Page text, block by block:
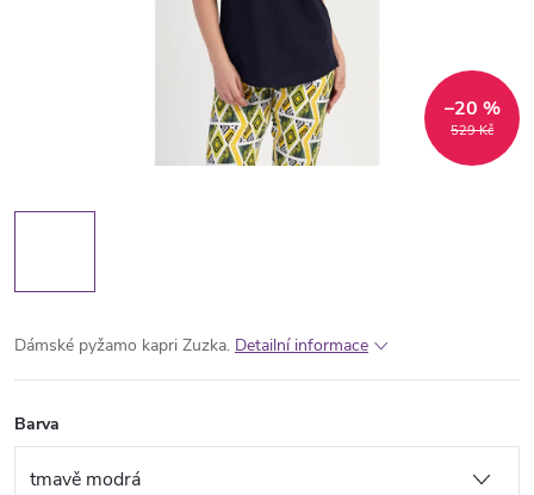
529 Kč
–20 %
Dámské pyžamo kapri Zuzka. Detailní informace
Barva